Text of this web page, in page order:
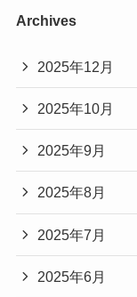
Archives
2025年12月
2025年10月
2025年9月
2025年8月
2025年7月
2025年6月